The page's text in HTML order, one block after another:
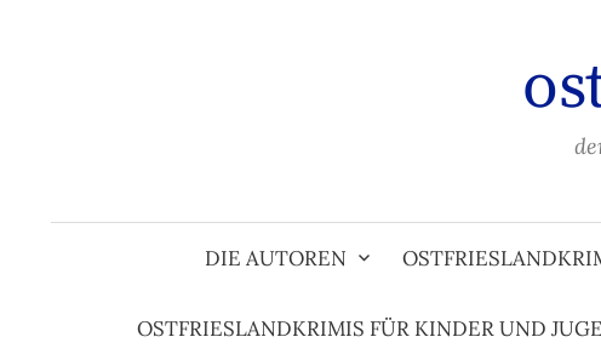
DIE AUTOREN
OSTFRIESLANDKRIMIS FÜR KINDER UND